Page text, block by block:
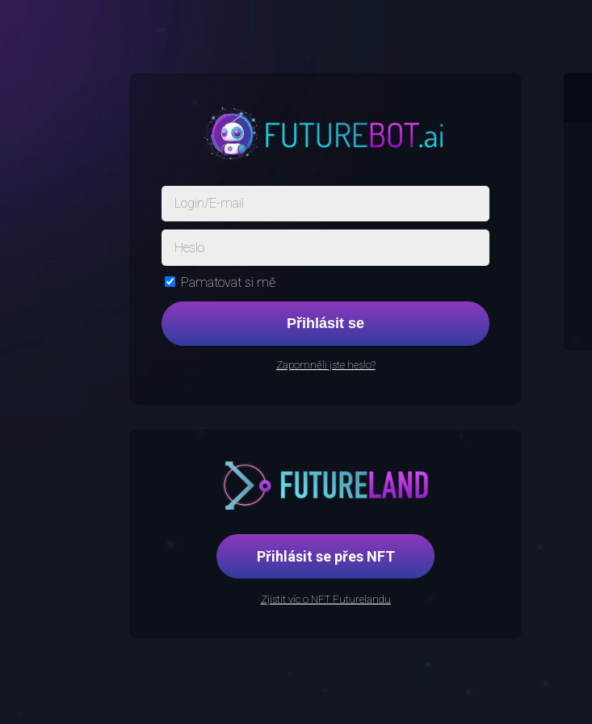
Pamatovat si mě
Přihlásit se
Zapomněli jste heslo?
Přihlásit se přes NFT
Zjistit víc o NFT Futurelandu